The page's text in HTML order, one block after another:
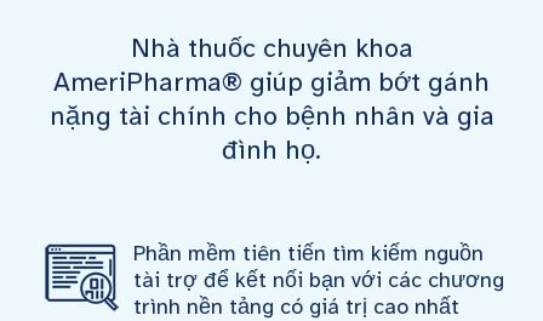
Nhà thuốc chuyên khoa
AmeriPharma® giúp giảm bớt gánh
nặng tài chính cho bệnh nhân và gia
đình họ.
Phần mềm tiên tiến tìm kiếm nguồn
tài trợ để kết nối bạn với các chương
trình nền tảng có giá trị cao nhất